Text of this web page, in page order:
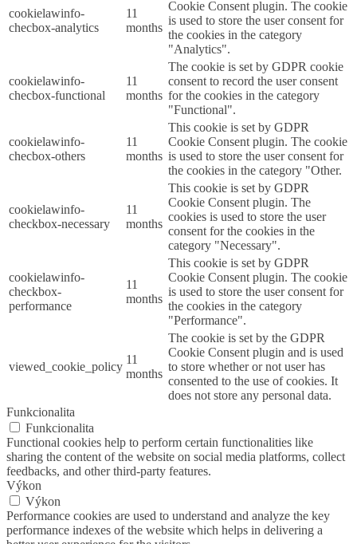
cookielawinfo-
checbox-analytics
11
months
Cookie Consent plugin. The cookie
is used to store the user consent for
the cookies in the category
"Analytics".
cookielawinfo-
checbox-functional
11
months
The cookie is set by GDPR cookie
consent to record the user consent
for the cookies in the category
"Functional".
cookielawinfo-
checbox-others
11
months
This cookie is set by GDPR
Cookie Consent plugin. The cookie
is used to store the user consent for
the cookies in the category "Other.
cookielawinfo-
checkbox-necessary
11
months
This cookie is set by GDPR
Cookie Consent plugin. The
cookies is used to store the user
consent for the cookies in the
category "Necessary".
cookielawinfo-
checkbox-
performance
11
months
This cookie is set by GDPR
Cookie Consent plugin. The cookie
is used to store the user consent for
the cookies in the category
"Performance".
viewed_cookie_policy
11
months
The cookie is set by the GDPR
Cookie Consent plugin and is used
to store whether or not user has
consented to the use of cookies. It
does not store any personal data.
Funkcionalita
Funkcionalita
Functional cookies help to perform certain functionalities like
sharing the content of the website on social media platforms, collect
feedbacks, and other third-party features.
Výkon
Výkon
Performance cookies are used to understand and analyze the key
performance indexes of the website which helps in delivering a